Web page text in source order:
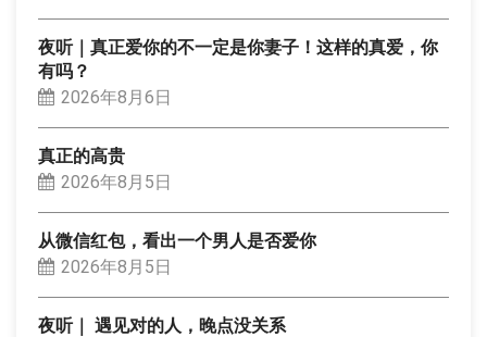
夜听｜真正爱你的不一定是你妻子！这样的真爱，你
有吗？
2026年8月6日
真正的高贵
2026年8月5日
从微信红包，看出一个男人是否爱你
2026年8月5日
夜听｜ 遇见对的人，晚点没关系